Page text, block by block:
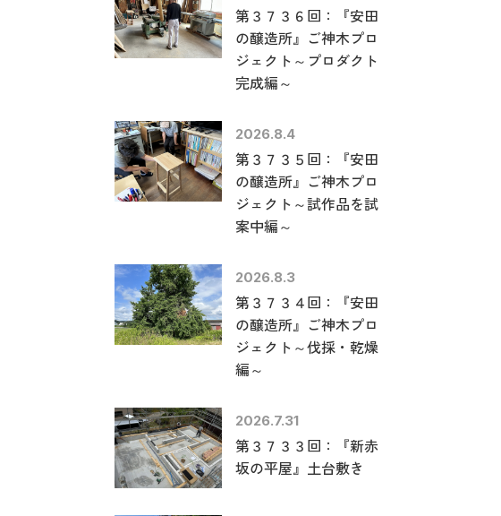
第３７３６回：『安田
の醸造所』ご神木プロ
ジェクト～プロダクト
完成編～
2026.8.4
第３７３５回：『安田
の醸造所』ご神木プロ
ジェクト～試作品を試
案中編～
2026.8.3
第３７３４回：『安田
の醸造所』ご神木プロ
ジェクト～伐採・乾燥
編～
2026.7.31
第３７３３回：『新赤
坂の平屋』土台敷き